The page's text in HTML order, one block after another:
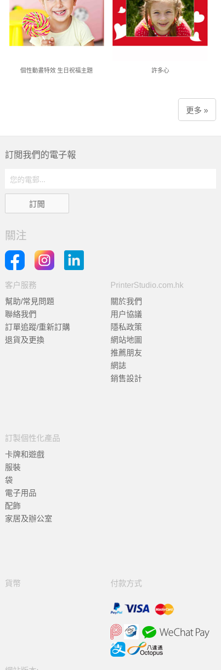
個性動畫特效 生日祝福主題 許多心
更多 »
訂閲我們的電子報
關注
客户服務
幫助/常見問題
聯絡我們
訂單追蹤/重新訂購
退貨及更換
PrinterStudio.com.hk
關於我們
用户協議
隱私政策
網站地圖
推薦朋友
網誌
銷售設計
訂製個性化產品
卡牌和遊戲
服裝
袋
電子用品
配飾
家居及辦公室
貨幣 付款方式